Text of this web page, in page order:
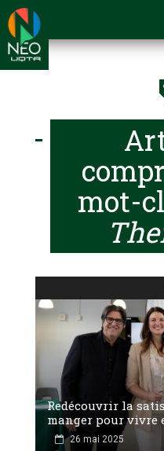
mot-
Redécouvrir la
manger pour vivre
26 mai 2025